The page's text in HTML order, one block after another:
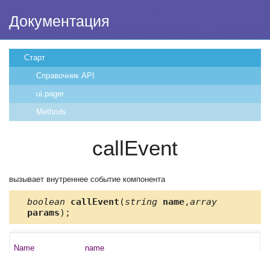
Документация
Старт
Справочник API
ui.pager
Methods
callEvent
вызывает внутреннее событие компонента
boolean callEvent (string name,array
params);
name